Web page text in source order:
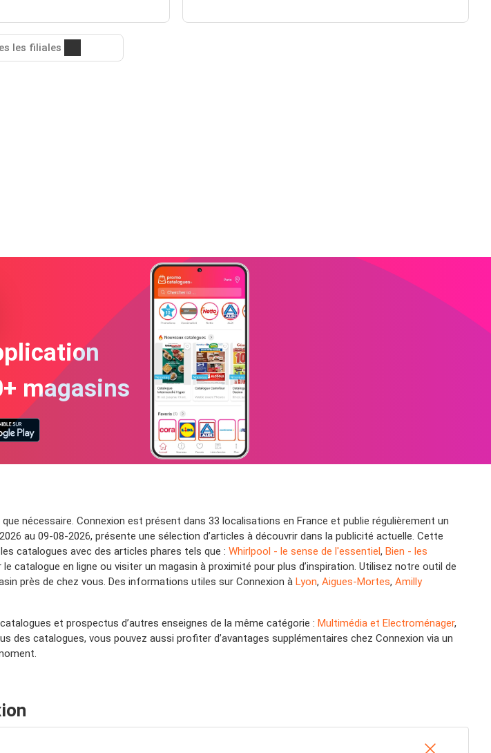
les filiales
magasins
nécessaire. Connexion est présent dans 33 localisations en France et publie régulièrement un
au 09-08-2026, présente une sélection d’articles à découvrir dans la publicité actuelle. Cette
catalogues avec des articles phares tels que : Whirlpool - le sense de l'essentiel, Bien - les
catalogue en ligne ou visiter un magasin à proximité pour plus d’inspiration. Utilisez notre outil de
près de chez vous. Des informations utiles sur Connexion à Lyon, Aigues-Mortes, Amilly
et prospectus d’autres enseignes de la même catégorie : Multimédia et Electroménager,
des catalogues, vous pouvez aussi profiter d’avantages supplémentaires chez Connexion via un